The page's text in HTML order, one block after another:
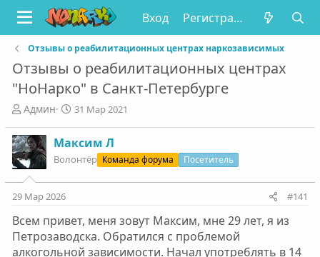
Вход Регистрация
Отзывы о реабилитационных центрах наркозависимых
Отзывы о реабилитационных центрах
"НоНарко" в Санкт-Петербурге
А
т
о
р
т
м
ы
Админ
Д
а
н
л
31 Мар 2021
Максим Л
Волонтёр Команда форума Посетитель
29 Мар 2026 #141
Всем привет, меня зовут Максим, мне 29 лет, я из
Петрозаводска. Обратился с проблемой
алкогольной зависимости. Начал употреблять в 14